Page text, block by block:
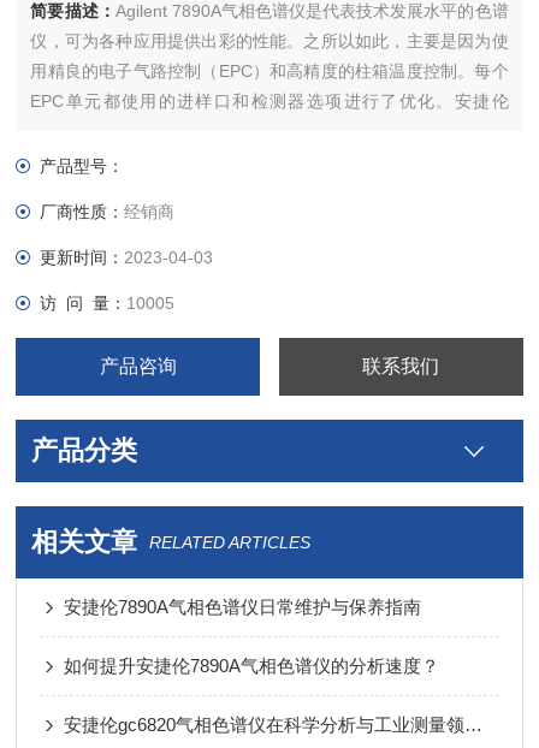
简要描述： Agilent 7890A气相色谱仪是代表技术发展水平的色谱
仪，可为各种应用提供出彩的性能。之所以如此，主要是因为使
用精良的电子气路控制（EPC）和高精度的柱箱温度控制。每个
EPC单元都使用的进样口和检测器选项进行了优化。安捷伦
产品型号：
厂商性质：经销商
更新时间： 2023-04-03
访 问 量： 10005
产品咨询 联系我们
产品分类
相关文章 RELATED ARTICLES
安捷伦7890A气相色谱仪日常维护与保养指南
如何提升安捷伦7890A气相色谱仪的分析速度？
安捷伦gc6820气相色谱仪在科学分析与工业测量领域的价值